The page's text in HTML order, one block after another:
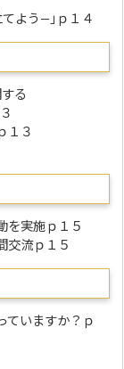
よう―｣ｐ１４
る
１３
を実施ｐ１５
交流ｐ１５
ていますか？ｐ